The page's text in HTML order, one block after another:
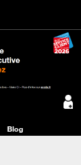
Blog